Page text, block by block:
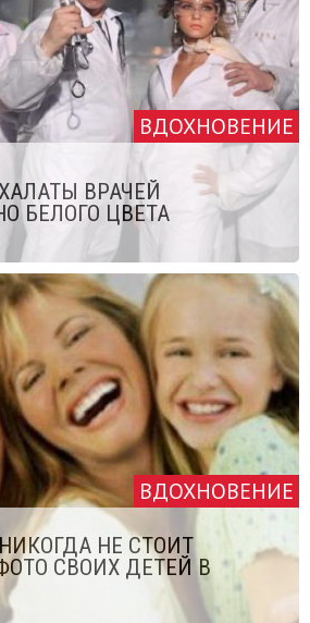
ВДОХНОВЕНИЕ
ВРАЧЕЙ
БЕЛОГО ЦВЕТА
ВДОХНОВЕНИЕ
НЕ СТОИТ
СВОИХ ДЕТЕЙ В